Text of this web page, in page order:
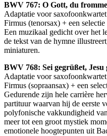
BWV 767: O Gott, du
Adaptatie voor
Firmus (tenorsax) + een selectie
Een muzikaal gedicht over het
de tekst van de hymne
miniaturen.
BWV 768: Sei gegrüßet, Jesu
Adaptatie voor
Firmus (sopraansax) + een
Gedurende zijn hele carrière
partituur waarvan hij de eerste
polyfonische vakkundigheid
meer tot een groot mystiek
emotionele hoogtepunten uit